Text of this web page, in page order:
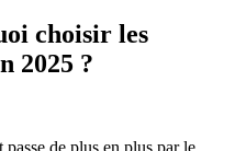
choisir les
2025 ?
de plus en plus par le